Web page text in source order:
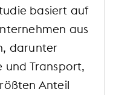
basiert auf
aus
darunter
und Transport,
Anteil